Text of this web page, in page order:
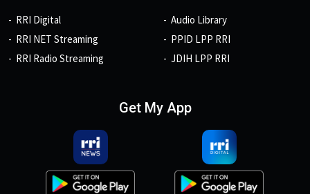
RRI Digital
RRI NET Streaming
RRI Radio Streaming
Audio Library
PPID LPP RRI
JDIH LPP RRI
Get My App